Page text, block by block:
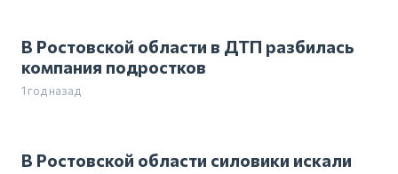
В Ростовской области в ДТП разбилась
компания подростков
1 год назад
В Ростовской области силовики искали